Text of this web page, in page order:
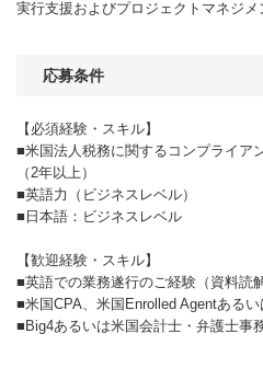
実行支援およびプロジェクトマネジメ
応募条件
【必須経験・スキル】
■米国法人税務に関するコンプライア
（2年以上）
■英語力（ビジネスレベル）
■日本語：ビジネスレベル
【歓迎経験・スキル】
■英語での業務遂行のご経験（資料読
■米国CPA、米国Enrolled Agentある
■Big4あるいは米国会計士・弁護士事